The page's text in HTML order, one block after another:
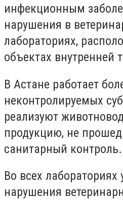
инфекционным
нарушения в
лабораториях,
объектах внутренней
В Астане работает
неконтролируемых
реализуют
продукцию, не
санитарный контроль.
Во всех лабораториях
нарушения